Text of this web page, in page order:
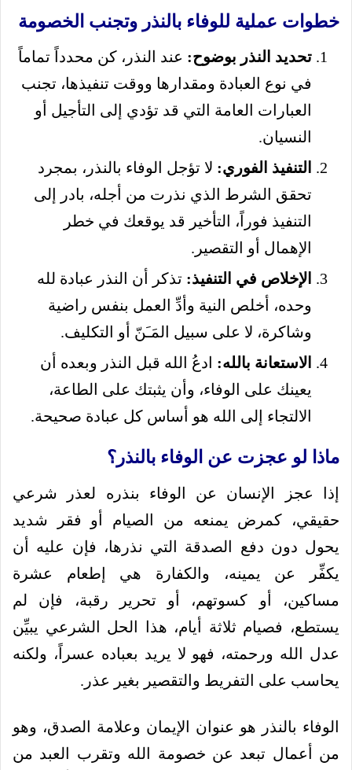
خطوات عملية للوفاء بالنذر وتجنب الخصومة
تحديد النذر بوضوح: عند النذر، كن محدداً تماماً
في نوع العبادة ومقدارها ووقت تنفيذها، تجنب
العبارات العامة التي قد تؤدي إلى التأجيل أو
النسيان.
التنفيذ الفوري: لا تؤجل الوفاء بالنذر، بمجرد
تحقق الشرط الذي نذرت من أجله، بادر إلى
التنفيذ فوراً، التأخير قد يوقعك في خطر
الإهمال أو التقصير.
الإخلاص في التنفيذ: تذكر أن النذر عبادة لله
وحده، أخلص النية وأدِّ العمل بنفس راضية
وشاكرة، لا على سبيل المَـَنّ أو التكليف.
الاستعانة بالله: ادعُ الله قبل النذر وبعده أن
يعينك على الوفاء، وأن يثبتك على الطاعة،
الالتجاء إلى الله هو أساس كل عبادة صحيحة.
ماذا لو عجزت عن الوفاء بالنذر؟
إذا عجز الإنسان عن الوفاء بنذره لعذر شرعي
حقيقي، كمرض يمنعه من الصيام أو فقر شديد
يحول دون دفع الصدقة التي نذرها، فإن عليه أن
يكفِّر عن يمينه، والكفارة هي إطعام عشرة
مساكين، أو كسوتهم، أو تحرير رقبة، فإن لم
يستطع، فصيام ثلاثة أيام، هذا الحل الشرعي يبيِّن
عدل الله ورحمته، فهو لا يريد بعباده عسراً، ولكنه
يحاسب على التفريط والتقصير بغير عذر.
الوفاء بالنذر هو عنوان الإيمان وعلامة الصدق، وهو
من أعمال تبعد عن خصومة الله وتقرب العبد من